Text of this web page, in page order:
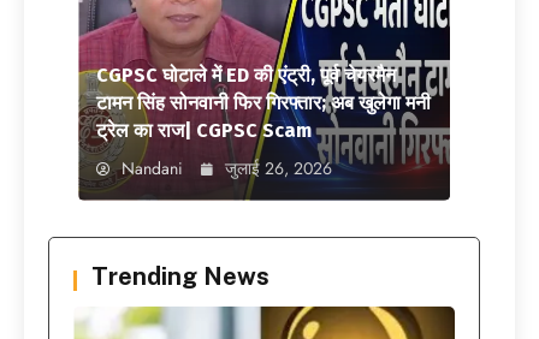
CGPSC घोटाले में ED की एंट्री, पूर्व चेयरमैन
टामन सिंह सोनवानी फिर गिरफ्तार; अब खुलेगा मनी
ट्रेल का राज| CGPSC Scam
Nandani जुलाई 26, 2026
Trending News